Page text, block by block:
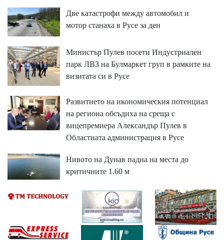
Две катастрофи между автомобил и
мотор станаха в Русе за ден
Министър Пулев посети Индустриален
парк ЛВЗ на Булмаркет груп в рамките на
визитата си в Русе
Развитието на икономическия потенциал
на региона обсъдиха на среща с
вицепремиера Александър Пулев в
Областната администрация в Русе
Нивото на Дунав падна на места до
критичните 1.60 м